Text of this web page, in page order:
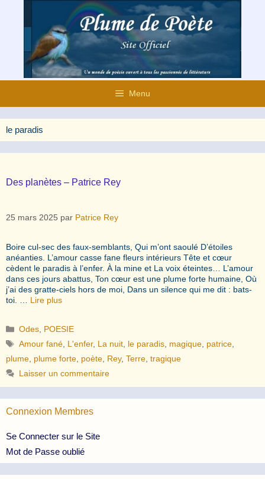
contenu
Menu
le paradis
Des planètes – Patrice Rey
25 mars 2025 par Patrice Rey
Boire cul-sec des faux-semblants, Qui m’ont saoulé D’étoiles
anéanties. L’amour casse fane fleurs intérieurs Tête et cœur
cèdent le paradis à l’enfer. À la mine et La voix éteintes… L’amour
dans ces jours abattus, Ton cœur est une plume forte humaine, Où
j’ai des gratte-ciels hors de moi, Dans un silence qui me dit : bats-
toi. … Lire plus
Catégories
Odes POESIE
Étiquettes
Amour fané L'enfer, La nuit le paradis magique patrice
plume plume forte poète Rey, Terre tragique
Laisser un commentaire
Connexion Membres
Se Connecter sur le Site
Mot de Passe oublié